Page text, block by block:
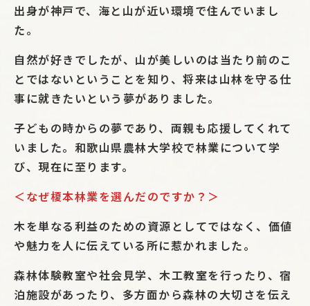
出身が神戸で、海と山が近い環境で住んでいまし
た。
自然が好きでしたが、山が美しいのは当たり前のこ
とではないということを知り、将来は山林を守る仕
事に就きたいという夢がありました。
子どもの時からの夢であり、両親も応援してくれて
いました。和歌山県農林大学校で林業について学
び、現在に至ります。
＜なぜ榎本林業を選んだのですか？＞
木を単なる利益のための資源としてではなく、価値
や魅力を人に伝えている所に惹かれました。
森林体験教室や社会見学、木工教室を行ったり、宿
泊施設があったり、多方面から森林の大切さを伝え